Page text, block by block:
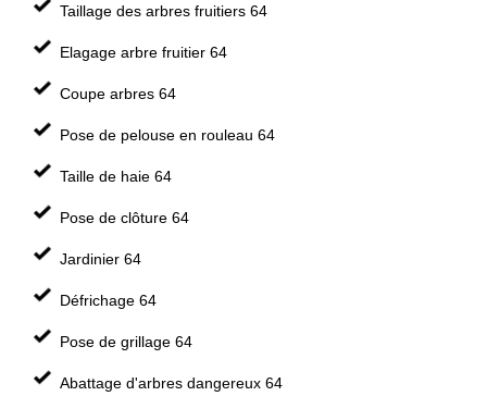
Taillage des arbres fruitiers 64
Elagage arbre fruitier 64
Coupe arbres 64
Pose de pelouse en rouleau 64
Taille de haie 64
Pose de clôture 64
Jardinier 64
Défrichage 64
Pose de grillage 64
Abattage d'arbres dangereux 64